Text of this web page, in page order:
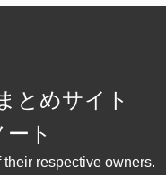
とめサイト
ト
respective owners.